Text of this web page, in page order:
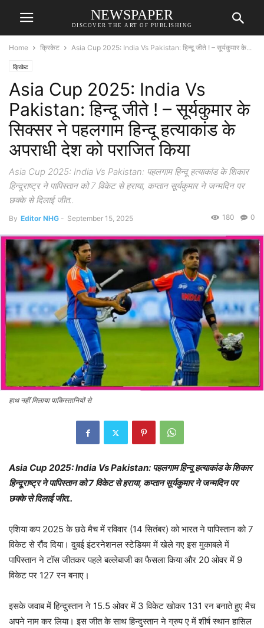
NEWSPAPER
DISCOVER THE ART OF PUBLISHING
Home क्रिकेट Asia Cup 2025: India Vs Pakistan: हिन्दू जीते ! – सूर्यकुमार के...
क्रिकेट
Asia Cup 2025: India Vs
Pakistan: हिन्दू जीते ! – सूर्यकुमार के
सिक्सर ने पहलगाम हिन्दू हत्याकांड के
अपराधी देश को पराजित किया
Asia Cup 2025: India Vs Pakistan: पहलगाम हिन्दू हत्याकांड के शिकार
हिन्दूराष्ट्र ने पापिस्तान को 7 विकेट से हराया, कप्तान सूर्यकुमार ने जन्मदिन पर
छक्के से दिलाई जीत..
By Editor NHG - September 15, 2025 0
180
हाथ नहीं मिलाया पाकिस्तानियों से
Asia Cup 2025: India Vs Pakistan: पहलगाम हिन्दू हत्याकांड के शिकार
हिन्दूराष्ट्र ने पापिस्तान को 7 विकेट से हराया, कप्तान सूर्यकुमार ने जन्मदिन पर
छक्के से दिलाई जीत..
एशिया कप 2025 के छठे मैच में रविवार (14 सितंबर) को भारत ने पापिस्तान को 7
विकेट से रौंद दिया। दुबई इंटरनेशनल स्टेडियम में खेले गए इस मुकाबले में
पापिस्तान ने टॉस जीतकर पहले बल्लेबाजी का फैसला किया और 20 ओवर में 9
विकेट पर 127 रन बनाए।
इसके जवाब में हिन्दुस्तान ने 15.5 ओवर में 3 विकेट खोकर 131 रन बनाते हुए मैच
अपने नाम कर लिया। इस जीत के साथ हिन्दुस्तान ने ग्रुप ए में शीर्ष स्थान हासिल